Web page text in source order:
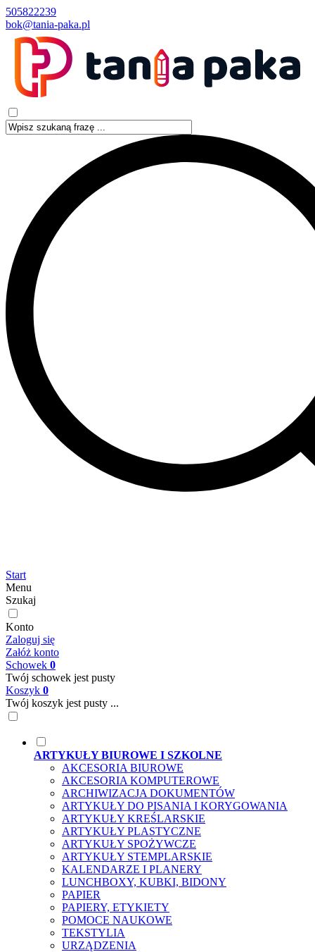
505822239
bok@tania-paka.pl
Start
Menu
Szukaj
Konto
Zaloguj się
Załóż konto
Schowek 0
Twój schowek jest pusty
Koszyk 0
Twój koszyk jest pusty ...
ARTYKUŁY BIUROWE I SZKOLNE
AKCESORIA BIUROWE
AKCESORIA KOMPUTEROWE
ARCHIWIZACJA DOKUMENTÓW
ARTYKUŁY DO PISANIA I KORYGOWANIA
ARTYKUŁY KREŚLARSKIE
ARTYKUŁY PLASTYCZNE
ARTYKUŁY SPOŻYWCZE
ARTYKUŁY STEMPLARSKIE
KALENDARZE I PLANERY
LUNCHBOXY, KUBKI, BIDONY
PAPIER
PAPIERY, ETYKIETY
POMOCE NAUKOWE
TEKSTYLIA
URZĄDZENIA